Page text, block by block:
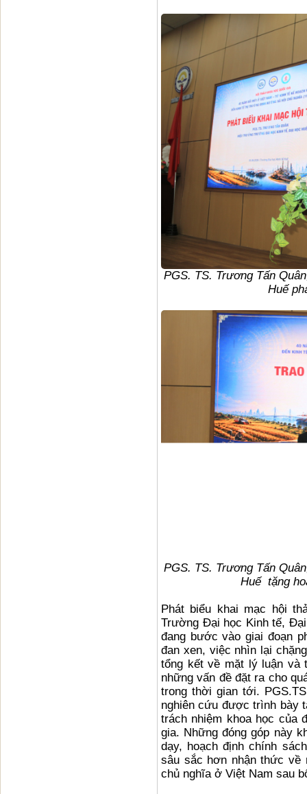
PGS. TS. Trương Tấn
Huế
PGS. TS. Trương Tấn
Huế tặng
Phát biểu khai mạc hội
Trường Đại học Kinh tế,
đang bước vào giai đoạn
đan xen, việc nhìn lại
tổng kết về mặt lý luận và
những vấn đề đặt ra cho
trong thời gian tới.
nghiên cứu được trình bày
trách nhiệm khoa học của
gia. Những đóng góp này
dạy, hoạch định chính
sâu sắc hơn nhận thức về
chủ nghĩa ở Việt Nam sau